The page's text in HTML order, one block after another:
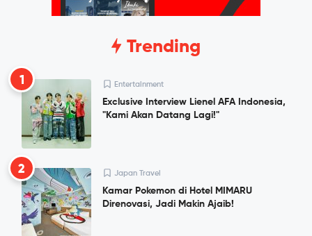
Trending
1 Entertainment
Exclusive Interview Lienel AFA Indonesia,
"Kami Akan Datang Lagi!"
2 Japan Travel
Kamar Pokemon di Hotel MIMARU
Direnovasi, Jadi Makin Ajaib!